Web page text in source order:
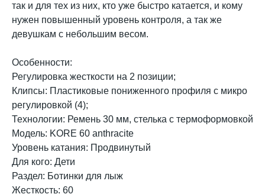
так и для тех из них, кто уже быстро катается, и кому
нужен повышенный уровень контроля, а так же
девушкам с небольшим весом.
Особенности:
Регулировка жесткости на 2 позиции;
Клипсы: Пластиковые пониженного профиля с микро
регулировкой (4);
Технологии: Ремень 30 мм, стелька с термоформовкой
Модель: KORE 60 anthracite
Уровень катания: Продвинутый
Для кого: Дети
Раздел: Ботинки для лыж
Жесткость: 60